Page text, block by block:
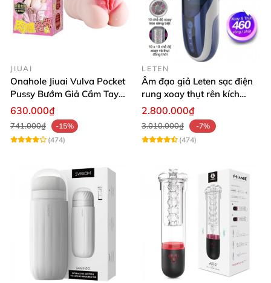
JIUAI
Onahole Jiuai Vulva Pocket
Pussy Bướm Giả Cầm Tay
Thiết Kế Mô Phỏng Chân
630.000₫
741.000₫
-15%
(474)
LETEN
Âm đạo giả Leten sạc điện
rung xoay thụt rên kích
thích phê
2.800.000₫
3.010.000₫
-7%
(474)